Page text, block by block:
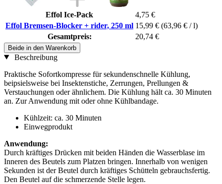
Effol Ice-Pack
4,75 €
Effol Bremsen-Blocker + rider, 250 ml 15,99 € (63,96 € / l)
Gesamtpreis:
20,74 €
Beide in den Warenkorb
Beschreibung
Praktische Sofortkompresse für sekundenschnelle Kühlung,
beipsielsweise bei Insektenstiche, Zerrungen, Prellungen &
Verstauchungen oder ähnlichem. Die Kühlung hält ca. 30 Minuten
an. Zur Anwendung mit oder ohne Kühlbandage.
Kühlzeit: ca. 30 Minuten
Einwegprodukt
Anwendung:
Durch kräftiges Drücken mit beiden Händen die Wasserblase im
Inneren des Beutels zum Platzen bringen. Innerhalb von wenigen
Sekunden ist der Beutel durch kräftiges Schütteln gebrauchsfertig.
Den Beutel auf die schmerzende Stelle legen.